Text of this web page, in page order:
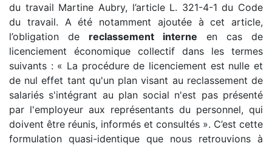
du travail Martine Aubry, l’article L. 321-4-1 du Code
du travail. A été notamment ajoutée à cet article,
l’obligation de reclassement interne en cas de
licenciement économique collectif dans les termes
suivants : « La procédure de licenciement est nulle et
de nul effet tant qu'un plan visant au reclassement de
salariés s'intégrant au plan social n'est pas présenté
par l'employeur aux représentants du personnel, qui
doivent être réunis, informés et consultés ». C’est cette
formulation quasi-identique que nous retrouvions à